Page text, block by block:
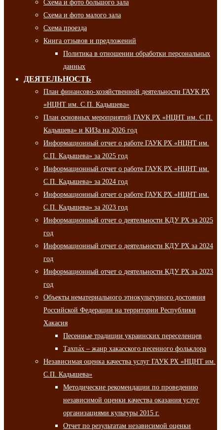
Схема и фото большого зала
Схема и фото малого зала
Схема проезда
Книга отзывов и предложений
Политика в отношении обработки персональных
данных
ДЕЯТЕЛЬНОСТЬ
План финансово-хозяйственной деятельности ГАУК РХ
«НЦНТ им. С.П. Кадышева»
План основных мероприятий ГАУК РХ «НЦНТ им. С.П.
Кадышева» и КИЗа на 2026 год
Информационный отчет о работе ГАУК РХ «НЦНТ им.
С.П. Кадышева» за 2025 год
Информационный отчет о работе ГАУК РХ «НЦНТ им.
С.П. Кадышева» за 2024 год
Информационный отчет о работе ГАУК РХ «НЦНТ им.
С.П. Кадышева» за 2023 год
Информационный отчет о деятельности КДУ РХ за 2025
год
Информационный отчет о деятельности КДУ РХ за 2024
год
Информационный отчет о деятельности КДУ РХ за 2023
год
Объекты нематериального этнокультурного достояния
Российской Федерации на территории Республики
Хакасия
Песенные традиции украинских переселенцев
Тахпа́х – жанр хакасского песенного фольклора
Независимая оценка качества услуг ГАУК РХ «НЦНТ им.
С.П. Кадышева»
Методические рекомендации по проведению
независимой оценки качества оказания услуг
организациями культуры 2015 г.
Отчет по результатам независимой оценки